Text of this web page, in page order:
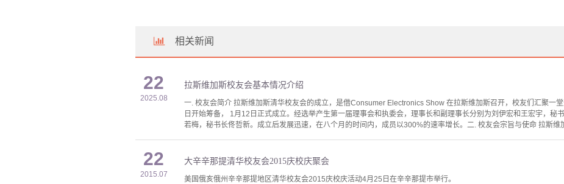
相关新闻
22
2025.08
拉斯维加斯校友会基本情况介绍
一. 校友会简介 拉斯维加斯清华校友会的成立，是借Consumer Electronics Show 在拉斯维加斯召开，校友们汇聚一
日开始筹备， 1月12日正式成立。经选举产生第一届理事会和执委会，理事长和副理事长分别为刘伊宏和王宏宇，秘
若梅，秘书长佟哲新。成立后发展迅速，在八个月的时间内，成员以300%的速率增长。二. 校友会宗旨与使命 拉斯维
22
2015.07
大辛辛那提清华校友会2015庆校庆聚会
美国俄亥俄州辛辛那提地区清华校友会2015庆校庆活动4月25日在辛辛那提市举行。